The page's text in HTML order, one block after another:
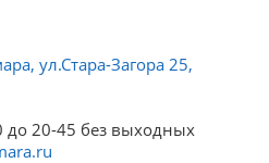
ул.Стара-Загора 25,
до 20-45 без выходных